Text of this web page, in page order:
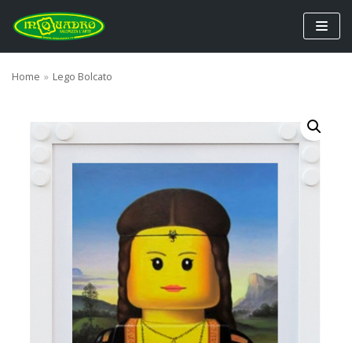
Vai
al
contenuto
Home » Lego Bolcato